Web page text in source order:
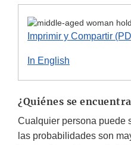
Imprimir y Compartir
In English
¿Quiénes se
Cualquier persona puede
las probabilidades son